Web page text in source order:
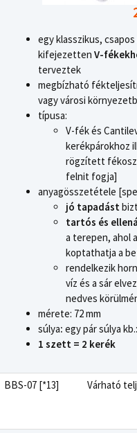
egy klasszikus,
kifejezetten V-
terveztek
megbízható
vagy városi
típusa:
V-fék és
kerékpárokhoz
rögzített
felnit fogja]
anyagösszetétele
jó tapadást
tartós és
a terepen, ahol
koptathatja a
rendelkezik
víz és a sár
nedves
mérete: 72 mm
súlya: egy pár súlya
1 szett = 2 kerék
BBS-07 [*13] Várható